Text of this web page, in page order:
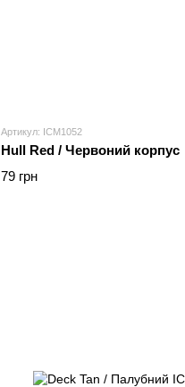
Артикул: ICM1052
Hull Red / Червоний корпус
79 грн